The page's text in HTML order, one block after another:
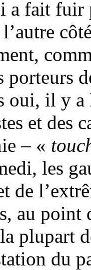
a fait fuir
porteurs
oui, il y a
et des
– «
les
de
au
plupart
du